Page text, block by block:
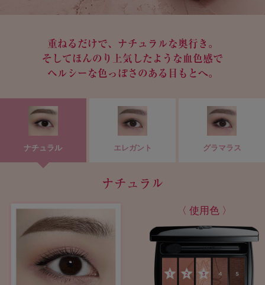
重ねるだけで、ナチュラルな奥行き。
そしてほんのり上気したような血色感で
ヘルシーな色っぽさのある目もとへ。
ナチュラル エレガント グラマラス
ナチュラル
〈 使用色 〉